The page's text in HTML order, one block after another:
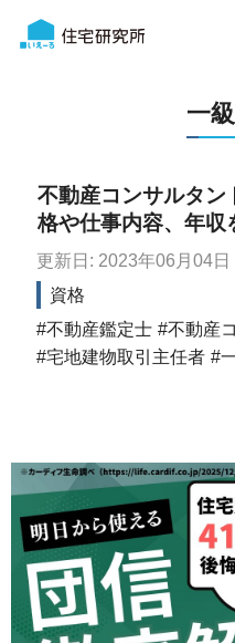
一
不動産コンサルタン
格や仕事内容、年収
更新日: 2023年06月04日
資格
不動産鑑定士
不動産
宅地建物取引主任者